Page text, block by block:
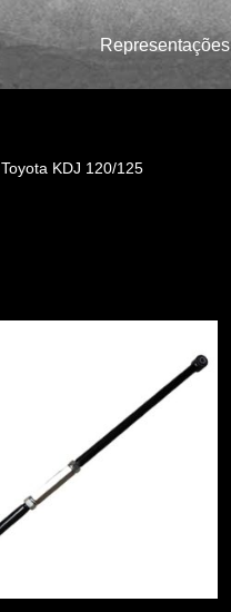
Representações
Toyota KDJ 120/125